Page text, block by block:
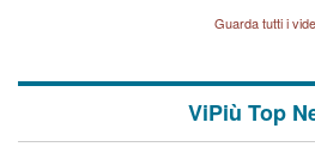
Lavarra: più avvincenti di
quelle di... Barbara D'UrsoGuarda tutti i
ViPiù Top